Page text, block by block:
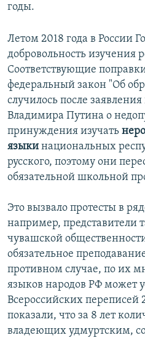
годы.
Летом 2018 года в России
добровольность изучения
Соответствующие
федеральный закон "Об
случилось после
Владимира Путина о
принуждения изучать
языки национальных
русского, поэтому они
обязательной школьной
Это вызвало протесты в
например, представители
чувашской
обязательное
противном случае, по их
языков народов РФ может
Всероссийских переписей
показали, что за 8 лет
владеющих удмуртским,